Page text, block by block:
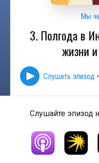
Мы
3. Полгода в
жизни
Слушать эпизод •
Слушайте эпизод